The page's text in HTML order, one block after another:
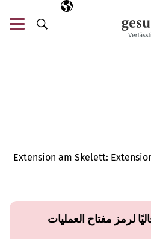
اللغة المختارة
AR
البحث
Extension am Skelett:
لرمز مفتاح العمليات